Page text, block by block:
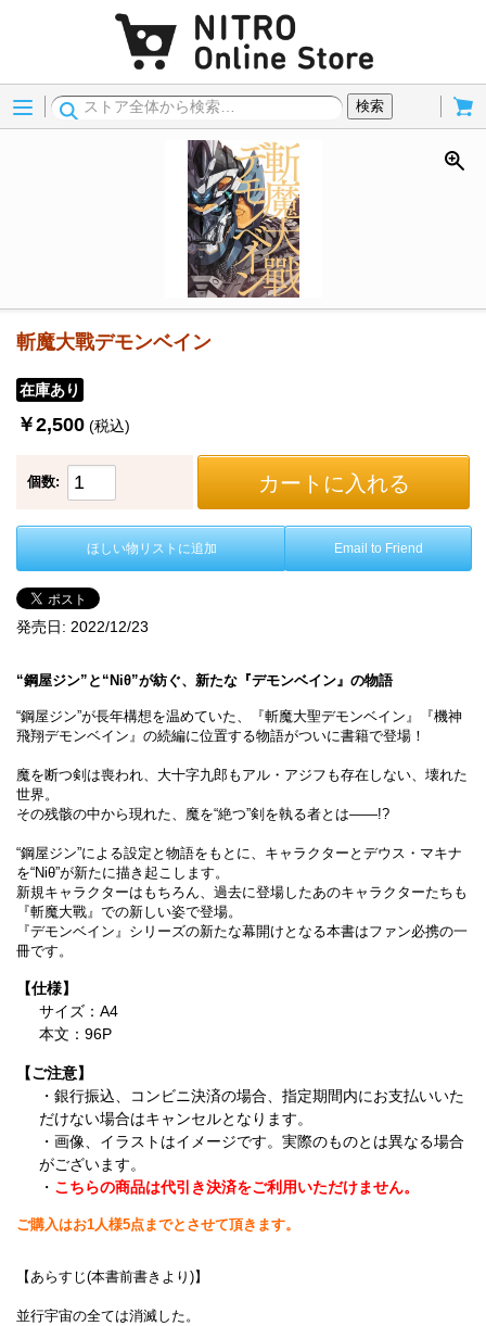
Menu
検索
斬魔大戰デモンベイン
在庫あり
￥2,500 (税込)
個数: カートに入れる
ほしい物リストに追加 Email to Friend
発売日: 2022/12/23
“鋼屋ジン”と“Niθ”が紡ぐ、新たな『デモンベイン』の物語
“鋼屋ジン”が長年構想を温めていた、『斬魔大聖デモンベイン』『機神
飛翔デモンベイン』の続編に位置する物語がついに書籍で登場！
魔を断つ剣は喪われ、大十字九郎もアル・アジフも存在しない、壊れた
世界。
その残骸の中から現れた、魔を“絶つ”剣を執る者とは――!?
“鋼屋ジン”による設定と物語をもとに、キャラクターとデウス・マキナ
を“Niθ”が新たに描き起こします。
新規キャラクターはもちろん、過去に登場したあのキャラクターたちも
『斬魔大戰』での新しい姿で登場。
『デモンベイン』シリーズの新たな幕開けとなる本書はファン必携の一
冊です。
【仕様】
サイズ：A4
本文：96P
【ご注意】
・銀行振込、コンビニ決済の場合、指定期間内にお支払いいた
だけない場合はキャンセルとなります。
・画像、イラストはイメージです。実際のものとは異なる場合
がございます。
・ こちらの商品は代引き決済をご利用いただけません。
ご購入はお1人様5点までとさせて頂きます。
【あらすじ(本書前書きより)】
並行宇宙の全ては消滅した。